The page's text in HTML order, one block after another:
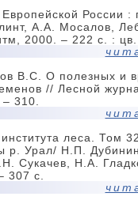
России :
А.А. Мосалов,
2000. – 222 с. : цв.
В.С. О полезных и
// Лесной
310.
леса. Том
р. Урал/ Н.П.
Сукачев, Н.А.
307 c.